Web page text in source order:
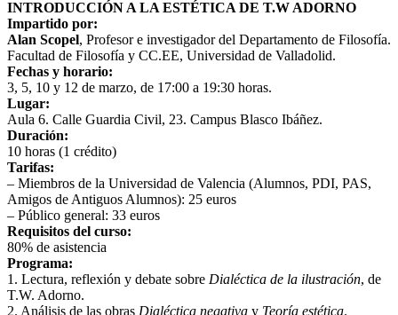
INTRODUCCIÓN A LA ESTÉTICA DE T.W ADORNO
Impartido por:
Alan Scopel, Profesor e investigador del Departamento de Filosofía.
Facultad de Filosofía y CC.EE, Universidad de Valladolid.
Fechas y horario:
3, 5, 10 y 12 de marzo, de 17:00 a 19:30 horas.
Lugar:
Aula 6. Calle Guardia Civil, 23. Campus Blasco Ibáñez.
Duración:
10 horas (1 crédito)
Tarifas:
– Miembros de la Universidad de Valencia (Alumnos, PDI, PAS,
Amigos de Antiguos Alumnos): 25 euros
– Público general: 33 euros
Requisitos del curso:
80% de asistencia
Programa:
1. Lectura, reflexión y debate sobre Dialéctica de la ilustración, de
T.W. Adorno.
2. Análisis de las obras Dialéctica negativa y Teoría estética.